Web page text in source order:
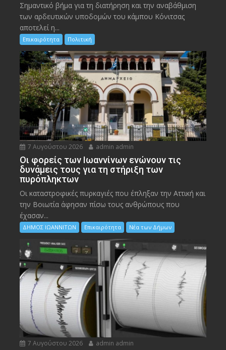
Σημαντικό βήμα για τη διατήρηση και την αναβάθμιση
των αρδευτικών υποδομών του κάμπου Κόνιτσας
αποτελεί η...
Επικαιρότητα Πολιτική
7 Αυγούστου 2026 admin admin
Οι φορείς των Ιωαννίνων ενώνουν τις
δυνάμεις τους για τη στήριξη των
πυρόπληκτων
Οι καταστροφικές πυρκαγιές που έπληξαν την Αττική και
την Bοιωτία άφησαν πίσω τους ανθρώπους που
έχασαν...
ΔΗΜΟΣ ΙΩΑΝΝΙΤΩΝ Επικαιρότητα Νέα των Δήμων
7 Αυγούστου 2026 admin admin